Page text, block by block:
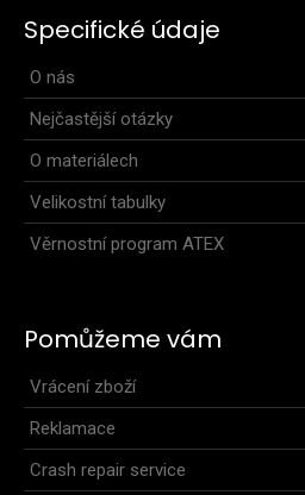
Specifické údaje
O nás
Nejčastější otázky
O materiálech
Velikostní tabulky
Věrnostní program ATEX
Pomůžeme vám
Vrácení zboží
Reklamace
Crash repair service